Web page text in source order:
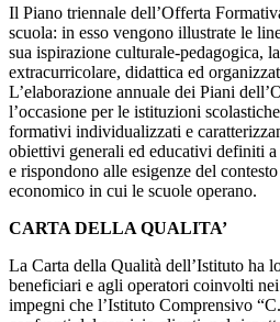
Il Piano triennale dell’Offerta
scuola: in esso vengono illustrate le
sua ispirazione culturale-pedagogica,
extracurricolare, didattica ed
L’elaborazione annuale dei Piani
l’occasione per le istituzioni
formativi individualizzati e
obiettivi generali ed educativi definiti
e rispondono alle esigenze del
economico in cui le scuole operano.
CARTA DELLA QUALITA’
La Carta della Qualità dell’Istituto ha
beneficiari e agli operatori coinvolti
impegni che l’Istituto Comprensivo